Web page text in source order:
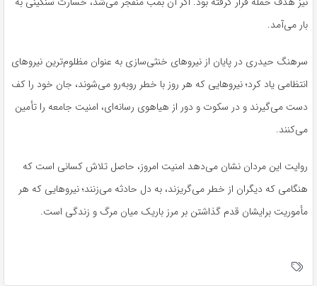
بار می‌آمد.
سرهنگ حیدری در پایان از نیروهای خنثی‌سازی به عنوان مظلوم‌ترین نیروهای
انتظامی یاد کرد؛ نیروهایی که هر روز با خطر روبه‌رو می‌شوند، جان خود را کف
دست می‌گیرند و در سکوت و دور از هیاهوی رسانه‌ای، امنیت جامعه را تأمین
می‌کنند.
روایت این مردان نشان می‌دهد امنیت امروز، حاصل تلاش کسانی است که
هنگامی که دیگران از خطر می‌گریزند، به دل حادثه می‌زنند؛ نیروهایی که هر
مأموریت برایشان قدم گذاشتن بر مرز باریک میان مرگ و زندگی است.